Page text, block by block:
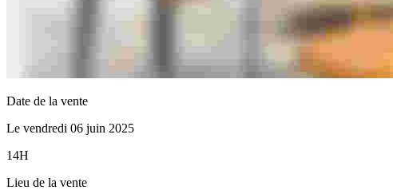
Date de la vente
Le vendredi 06 juin 2025
14H
Lieu de la vente